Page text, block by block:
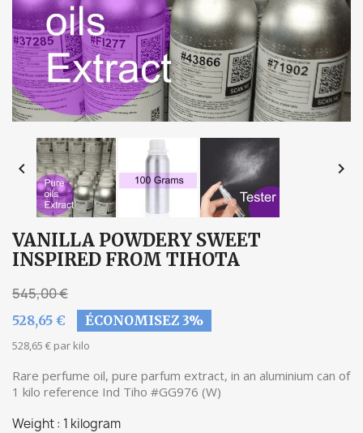
 
VANILLA POWDERY SWEET
INSPIRED FROM TIHOTA
545,00 €
528,65 € ÉCONOMISEZ 3%
528,65 € par kilo
Rare perfume oil, pure parfum extract, in an aluminium can of
1 kilo reference Ind Tiho #GG976 (W)
Weight : 1 kilogram